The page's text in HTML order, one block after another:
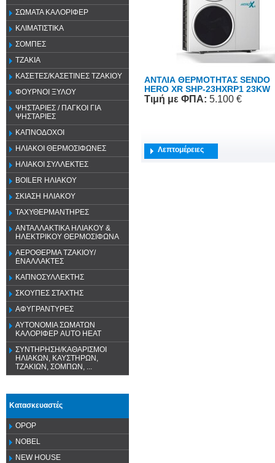
ΣΩΜΑΤΑ ΚΑΛΟΡΙΦΕΡ
ΚΛΙΜΑΤΙΣΤΙΚΑ
ΣΟΜΠΕΣ
ΤΖΑΚΙΑ
ΚΑΣΕΤΕΣ/ΚΑΣΕΤΙΝΕΣ ΤΖΑΚΙΟΥ
ΦΟΥΡΝΟΙ ΞΥΛΟΥ
ΨΗΣΤΑΡΙΕΣ / ΠΑΓΚΟΙ ΓΙΑ
ΨΗΣΤΑΡΙΕΣ
ΚΑΠΝΟΔΟΧΟΙ
ΗΛΙΑΚΟΙ ΘΕΡΜΟΣΙΦΩΝΕΣ
ΗΛΙΑΚΟΙ ΣΥΛΛΕΚΤΕΣ
BOILER ΗΛΙΑΚΟΥ
ΣΚΙΑΣΗ ΗΛΙΑΚΟΥ
ΤΑΧΥΘΕΡΜΑΝΤΗΡΕΣ
ΑΝΤΑΛΛΑΚΤΙΚΑ ΗΛΙΑΚΟΥ &
ΗΛΕΚΤΡΙΚΟΥ ΘΕΡΜΟΣΙΦΩΝΑ
ΑΕΡΟΘΕΡΜΑ ΤΖΑΚΙΟΥ/
ΕΝΑΛΛΑΚΤΕΣ
ΚΑΠΝΟΣΥΛΛΕΚΤΗΣ
ΣΚΟΥΠΕΣ ΣΤΑΧΤΗΣ
ΑΦΥΓΡΑΝΤΥΡΕΣ
ΑΥΤΟΝΟΜΙΑ ΣΩΜΑΤΩΝ
ΚΑΛΟΡΙΦΕΡ AUTO HEAT
ΣΥΝΤΗΡΗΣΗ/ΚΑΘΑΡΙΣΜΟΙ
ΗΛΙΑΚΩΝ, ΚΑΥΣΤΗΡΩΝ,
ΤΖΑΚΙΩΝ, ΣΟΜΠΩΝ, ...
Κατασκευαστές
OPOP
NOBEL
NEW HOUSE
ΑΝΤΛΙΑ ΘΕΡΜΟΤΗΤΑΣ SENDO
HERO XR SHP-23HXRP1 23KW
Τιμή με ΦΠΑ: 5.100 €
Λεπτομέρειες